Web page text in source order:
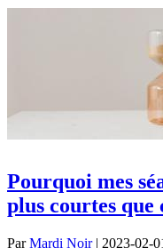
Pourquoi mes
plus courtes que
ParMardi Noir | 2023-02-